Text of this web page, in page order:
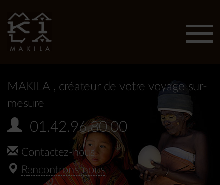
MAKILA , créateur de votre voyage sur-
mesure
01.42.96.80.00
Contactez-nous
Rencontrons-nous